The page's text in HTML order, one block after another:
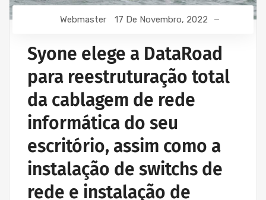
Webmaster 17 De Novembro, 2022
Syone elege a DataRoad
para reestruturação total
da cablagem de rede
informática do seu
escritório, assim como a
instalação de switchs de
rede e instalação de